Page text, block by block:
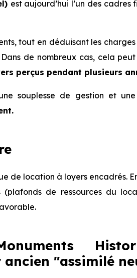
est aujourd’hui l’un des cadres
tout en déduisant les
de nombreux cas, cela
perçus pendant plusieurs
souplesse de gestion et
de location à loyers encadrés.
de ressources du
"assimilé